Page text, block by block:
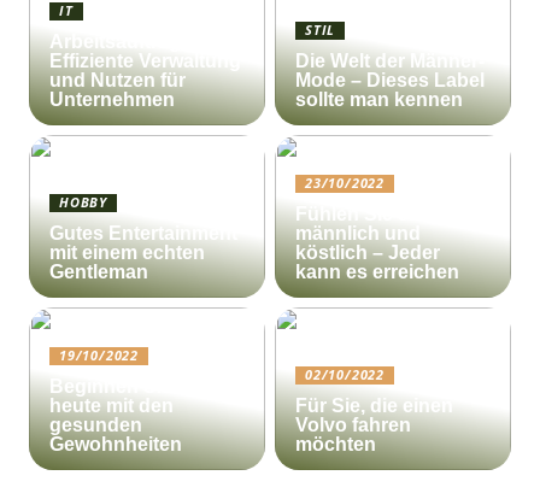
IT
Arbeitsauftrag:
Effiziente Verwaltung
und Nutzen für
Unternehmen
STIL
Die Welt der Männer-
Mode – Dieses Label
sollte man kennen
HOBBY
Gutes Entertainment
mit einem echten
Gentleman
23/10/2022
Fühlen Sie sich
männlich und
köstlich – Jeder
kann es erreichen
19/10/2022
Beginnen Sie noch
heute mit den
gesunden
Gewohnheiten
02/10/2022
Für Sie, die einen
Volvo fahren
möchten